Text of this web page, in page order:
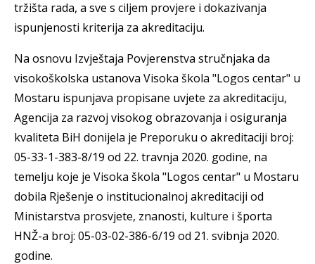
tržišta rada, a sve s ciljem provjere i dokazivanja
ispunjenosti kriterija za akreditaciju.
Na osnovu Izvještaja Povjerenstva stručnjaka da
visokoškolska ustanova Visoka škola "Logos centar" u
Mostaru ispunjava propisane uvjete za akreditaciju,
Agencija za razvoj visokog obrazovanja i osiguranja
kvaliteta BiH donijela je Preporuku o akreditaciji broj:
05-33-1-383-8/19 od 22. travnja 2020. godine, na
temelju koje je Visoka škola "Logos centar" u Mostaru
dobila Rješenje o institucionalnoj akreditaciji od
Ministarstva prosvjete, znanosti, kulture i športa
HNŽ-a broj: 05-03-02-386-6/19 od 21. svibnja 2020.
godine.